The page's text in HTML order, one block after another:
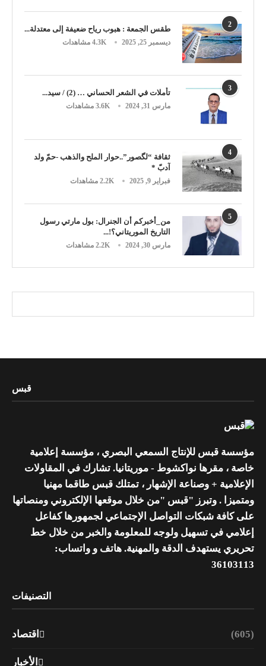
2 طقس الجمعة : هبوب رياح ضعيفة إلى معتدلة...
ديسمبر 25, 2025 4.3K مشاهدات
3 تأملات في الشعر الحساني … (2) / سيد...
مارس 31, 2024 3.6K مشاهدات
4
ثقافة “لگصور”..حوار الملح والذهب -حمّ ولد
آدبّ *
فبراير 9, 2025 2.2K مشاهدات
5
من_أخبركم أن الجنرال: بول مارتي رسول
التاريخ الموريتاني؟!...
مارس 30, 2024 2.2K مشاهدات
قبس
مؤسسة قبس للإنتاج السمعي البصري ، مؤسسة إعلامية
خاصة ، مقرها نواكشوط - موريتانيا. تشارك في المقاولات
الإعلامية + وصناعة الإشهار ، تمتلك قبس طاقما مهنيا
ومتميزا . وتبرز "قبس "من خلال موقعها الإلكتروني ومنصاتها
على كافة شبكات التواصل الإجتماعي لجمهورها كفاعل
إعلامي في تسهيل ولوجه للمعلومة والخبر من خلال خط
تحريري يستهدف الدقة والمهنية. هاتف و واتساب:
36103113
التصنيفات
اقتصاد (605)
الأخبار